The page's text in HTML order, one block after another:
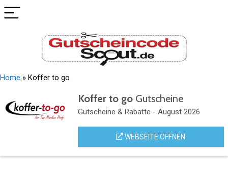
Home » Koffer to go
Koffer to goGutscheine
Gutscheine & Rabatte - August 2026
WEBSEITE ÖFFNEN